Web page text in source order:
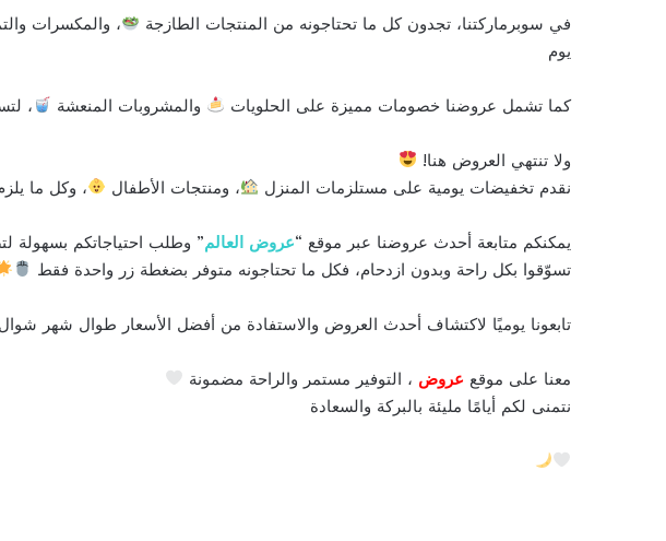
في سوبرماركتنا، تجدون كل ما تحتاجونه من المنتجات الطازجة ، والمكسرات
يوم
كما تشمل عروضنا خصومات مميزة على الحلويات والمشروبات المنعشة ،
ولا تنتهي العروض هنا!
نقدم تخفيضات يومية على مستلزمات المنزل
، ومنتجات الأطفال ، وكل ما
يمكنكم متابعة أحدث عروضنا عبر موقع “عروض العالم” وطلب احتياجاتكم بسهولة
تسوّقوا بكل راحة وبدون ازدحام، فكل ما تحتاجونه متوفر بضغطة زر واحدة فقط
تابعونا يوميًا لاكتشاف أحدث العروض والاستفادة من أفضل الأسعار طوال شهر شوال
معنا على موقع عروض ، التوفير مستمر والراحة مضمونة
نتمنى لكم أيامًا مليئة بالبركة والسعادة